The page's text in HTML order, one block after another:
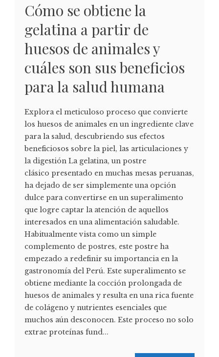
Cómo se obtiene la
gelatina a partir de
huesos de animales y
cuáles son sus beneficios
para la salud humana
Explora el meticuloso proceso que convierte
los huesos de animales en un ingrediente clave
para la salud, descubriendo sus efectos
beneficiosos sobre la piel, las articulaciones y
la digestión La gelatina, un postre
clásico presentado en muchas mesas peruanas,
ha dejado de ser simplemente una opción
dulce para convertirse en un superalimento
que logre captar la atención de aquellos
interesados en una alimentación saludable.
Habitualmente vista como un simple
complemento de postres, este postre ha
empezado a redefinir su importancia en la
gastronomía del Perú. Este superalimento se
obtiene mediante la cocción prolongada de
huesos de animales y resulta en una rica fuente
de colágeno y nutrientes esenciales que
muchos aún desconocen. Este proceso no solo
extrae proteínas fund...